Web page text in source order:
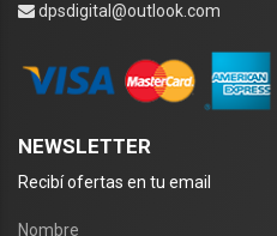
dpsdigital@outlook.com
NEWSLETTER
Recibí ofertas en tu email